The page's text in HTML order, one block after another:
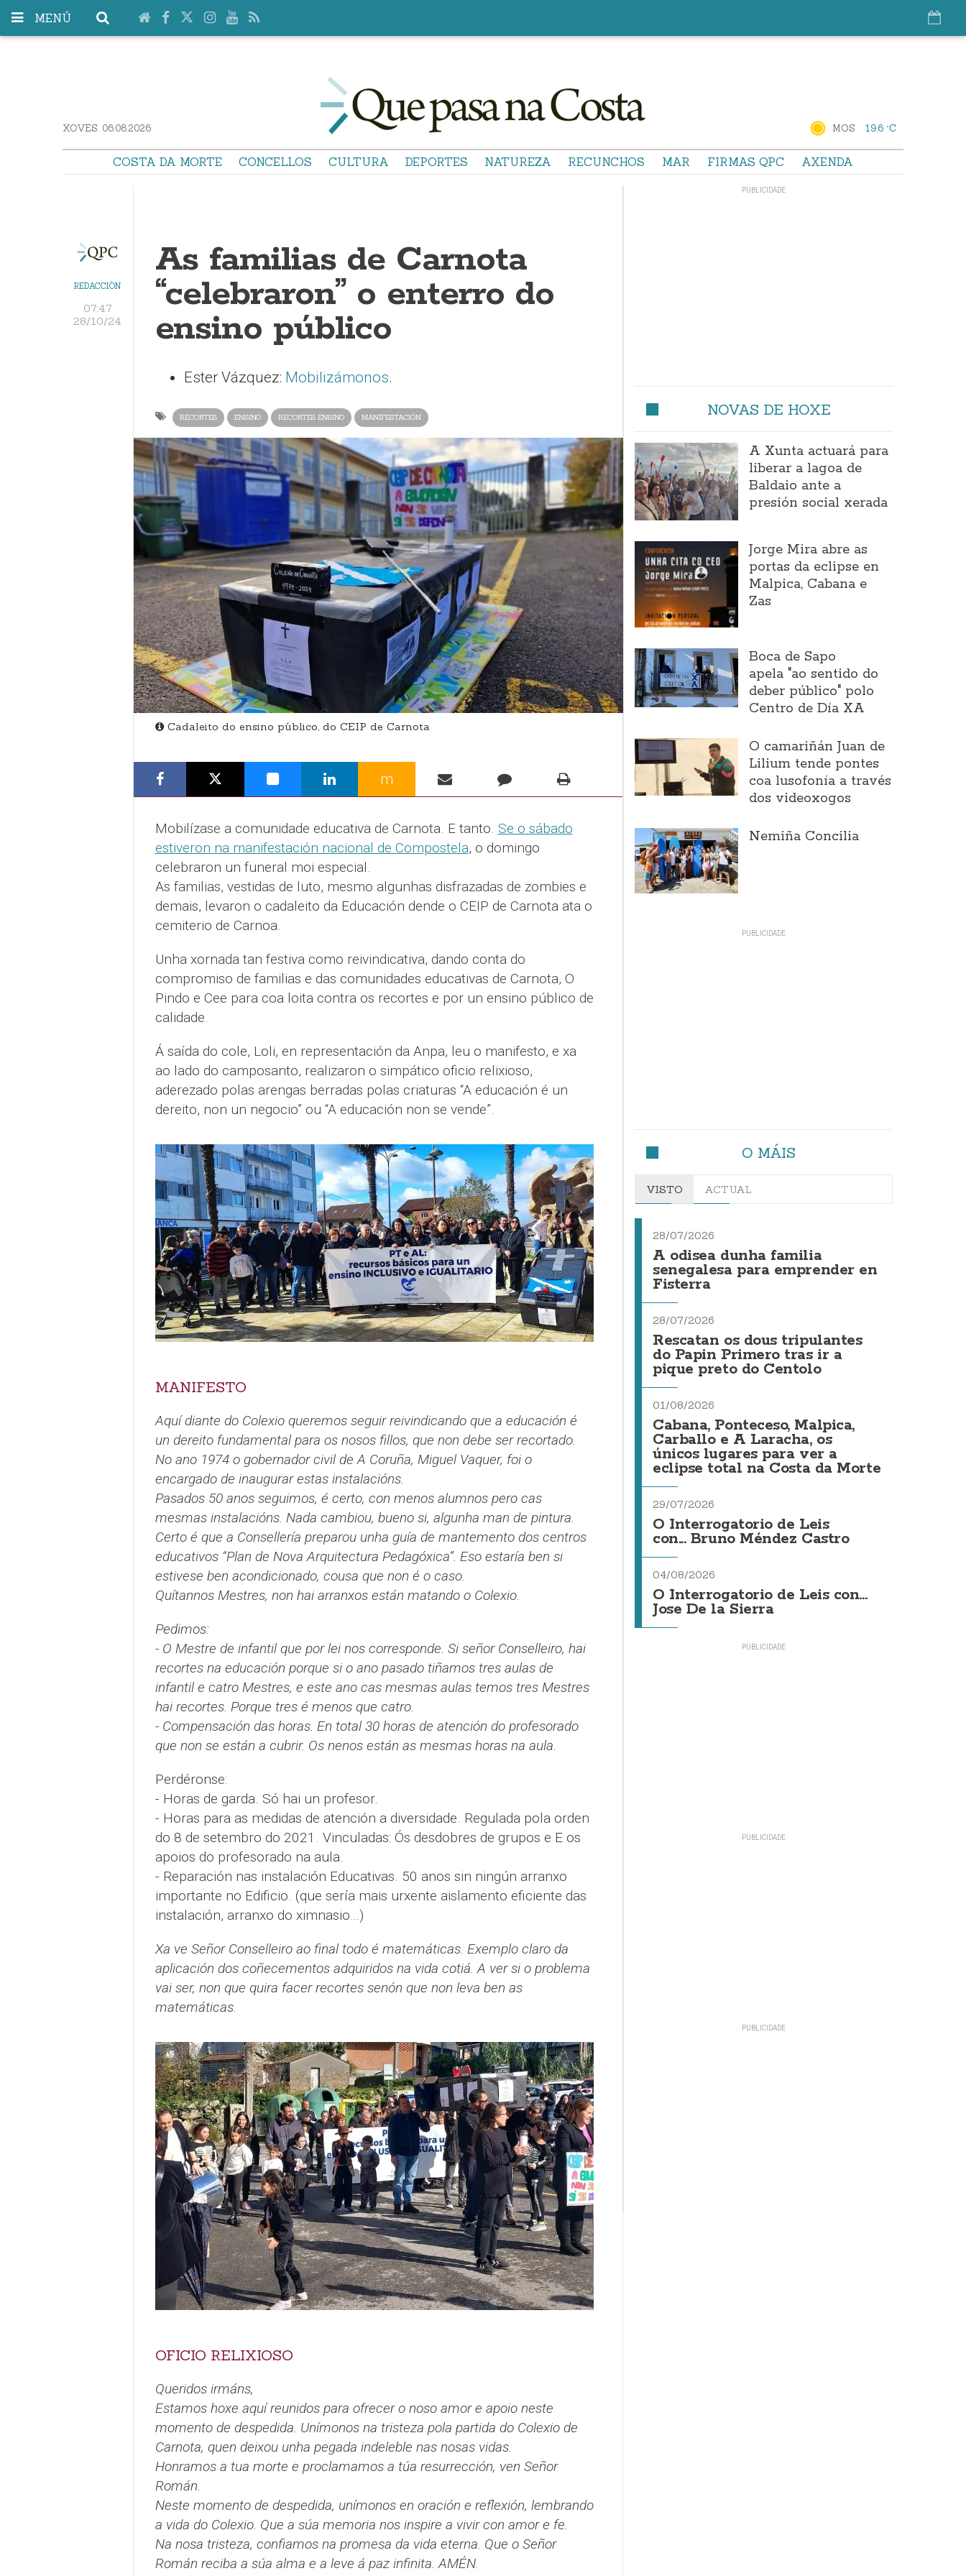
MENÚ
XOVES. 06.08.2026 MOS 19.6 °C
COSTA DA MORTE CONCELLOS CULTURA DEPORTES NATUREZA RECUNCHOS MAR FIRMAS QPC AXENDA
REDACCIÓN
07:47
28/10/24
As familias de Carnota
“celebraron” o enterro do
ensino público
Ester Vázquez: Mobilizámonos.
RECORTES ENSINO RECORTES ENSINO MANIFESTACIÓN
Cadaleito do ensino público, do CEIP de Carnota
m
Mobilízase a comunidade educativa de Carnota. E tanto. Se o sábado
estiveron na manifestación nacional de Compostela, o domingo
celebraron un funeral moi especial.
As familias, vestidas de luto, mesmo algunhas disfrazadas de zombies e
demais, levaron o cadaleito da Educación dende o CEIP de Carnota ata o
cemiterio de Carnoa.
Unha xornada tan festiva como reivindicativa, dando conta do
compromiso de familias e das comunidades educativas de Carnota, O
Pindo e Cee para coa loita contra os recortes e por un ensino público de
calidade.
Á saída do cole, Loli, en representación da Anpa, leu o manifesto, e xa
ao lado do camposanto, realizaron o simpático oficio relixioso,
aderezado polas arengas berradas polas criaturas “A educación é un
dereito, non un negocio” ou “A educación non se vende”.
MANIFESTO
Aquí diante do Colexio queremos seguir reivindicando que a educación é
un dereito fundamental para os nosos fillos, que non debe ser recortado.
No ano 1974 o gobernador civil de A Coruña, Miguel Vaquer, foi o
encargado de inaugurar estas instalacións.
Pasados 50 anos seguimos, é certo, con menos alumnos pero cas
mesmas instalacións. Nada cambiou, bueno si, algunha man de pintura.
Certo é que a Consellería preparou unha guía de mantemento dos centros
educativos “Plan de Nova Arquitectura Pedagóxica”. Eso estaría ben si
estivese ben acondicionado, cousa que non é o caso.
Quítannos Mestres, non hai arranxos están matando o Colexio.
Pedimos:
- O Mestre de infantil que por lei nos corresponde. Si señor Conselleiro, hai
recortes na educación porque si o ano pasado tiñamos tres aulas de
infantil e catro Mestres, e este ano cas mesmas aulas temos tres Mestres
hai recortes. Porque tres é menos que catro.
- Compensación das horas. En total 30 horas de atención do profesorado
que non se están a cubrir. Os nenos están as mesmas horas na aula.
Perdéronse:
- Horas de garda. Só hai un profesor.
- Horas para as medidas de atención a diversidade. Regulada pola orden
do 8 de setembro do 2021. Vinculadas: Ós desdobres de grupos e E os
apoios do profesorado na aula.
- Reparación nas instalación Educativas. 50 anos sin ningún arranxo
importante no Edificio. (que sería mais urxente aislamento eficiente das
instalación, arranxo do ximnasio…)
Xa ve Señor Conselleiro ao final todo é matemáticas. Exemplo claro da
aplicación dos coñecementos adquiridos na vida cotiá. A ver si o problema
vai ser, non que quira facer recortes senón que non leva ben as
matemáticas.
OFICIO RELIXIOSO
Queridos irmáns,
Estamos hoxe aquí reunidos para ofrecer o noso amor e apoio neste
momento de despedida. Unímonos na tristeza pola partida do Colexio de
Carnota, quen deixou unha pegada indeleble nas nosas vidas.
Honramos a tua morte e proclamamos a túa resurrección, ven Señor
Román.
Neste momento de despedida, unímonos en oración e reflexión, lembrando
a vida do Colexio. Que a súa memoria nos inspire a vivir con amor e fe.
Na nosa tristeza, confiamos na promesa da vida eterna. Que o Señor
Román reciba a súa alma e a leve á paz infinita. AMÉN.
NOVAS DE HOXE
A Xunta actuará para
liberar a lagoa de
Baldaio ante a
presión social xerada
Jorge Mira abre as
portas da eclipse en
Malpica, Cabana e
Zas
Boca de Sapo
apela "ao sentido do
deber público" polo
Centro de Día XA
O camariñán Juan de
Lilium tende pontes
coa lusofonía a través
dos videoxogos
Nemiña Concilia
O MÁIS
VISTO ACTUAL
28/07/2026
A odisea dunha familia
senegalesa para emprender en
Fisterra
28/07/2026
Rescatan os dous tripulantes
do Papin Primero tras ir a
pique preto do Centolo
01/08/2026
Cabana, Ponteceso, Malpica,
Carballo e A Laracha, os
únicos lugares para ver a
eclipse total na Costa da Morte
29/07/2026
O Interrogatorio de Leis
con... Bruno Méndez Castro
04/08/2026
O Interrogatorio de Leis con...
Jose De la Sierra